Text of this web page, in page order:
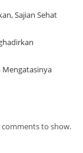
to show.